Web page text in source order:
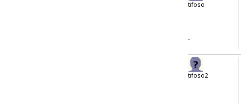
tifoso
.
tifoso2